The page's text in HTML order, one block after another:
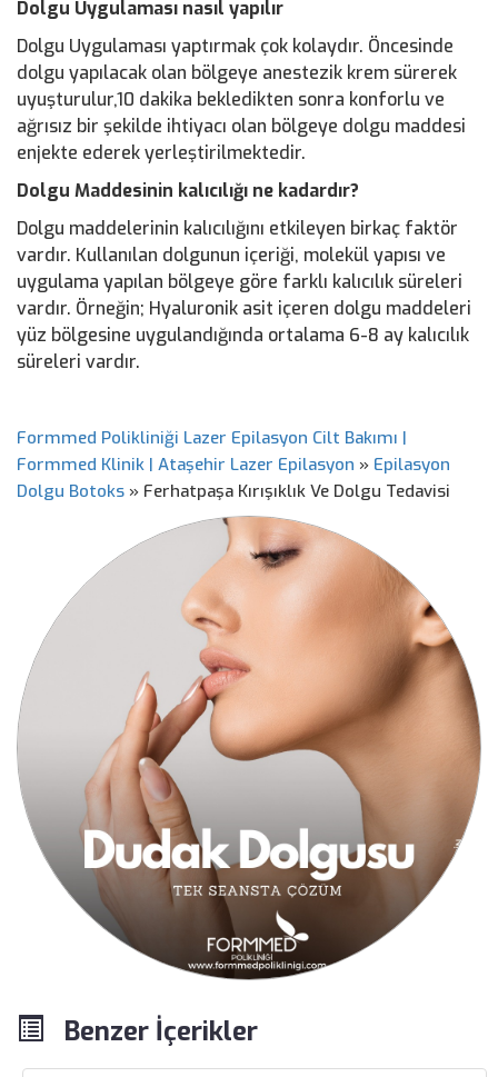
Dolgu Uygulaması nasıl yapılır
Dolgu Uygulaması yaptırmak çok kolaydır. Öncesinde
dolgu yapılacak olan bölgeye anestezik krem sürerek
uyuşturulur,10 dakika bekledikten sonra konforlu ve
ağrısız bir şekilde ihtiyacı olan bölgeye dolgu maddesi
enjekte ederek yerleştirilmektedir.
Dolgu Maddesinin kalıcılığı ne kadardır?
Dolgu maddelerinin kalıcılığını etkileyen birkaç faktör
vardır. Kullanılan dolgunun içeriği, molekül yapısı ve
uygulama yapılan bölgeye göre farklı kalıcılık süreleri
vardır. Örneğin; Hyaluronik asit içeren dolgu maddeleri
yüz bölgesine uygulandığında ortalama 6-8 ay kalıcılık
süreleri vardır.
Formmed Polikliniği Lazer Epilasyon Cilt Bakımı |
Formmed Klinik | Ataşehir Lazer Epilasyon » Epilasyon
Dolgu Botoks » Ferhatpaşa Kırışıklık Ve Dolgu Tedavisi
Benzer İçerikler